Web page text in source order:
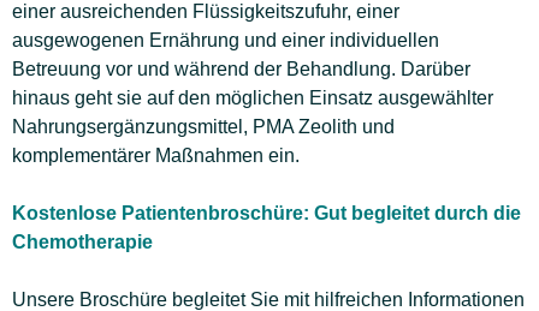
einer ausreichenden Flüssigkeitszufuhr, einer
ausgewogenen Ernährung und einer individuellen
Betreuung vor und während der Behandlung. Darüber
hinaus geht sie auf den möglichen Einsatz ausgewählter
Nahrungsergänzungsmittel, PMA Zeolith und
komplementärer Maßnahmen ein.
Kostenlose Patientenbroschüre: Gut begleitet durch die
Chemotherapie
Unsere Broschüre begleitet Sie mit hilfreichen Informationen